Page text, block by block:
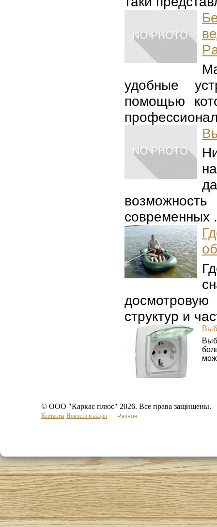
удобные
помощью
современных
структур и
© ООО "Каркас плюс" 2026. Все права защищены.
Контакты Новости и акции Разное